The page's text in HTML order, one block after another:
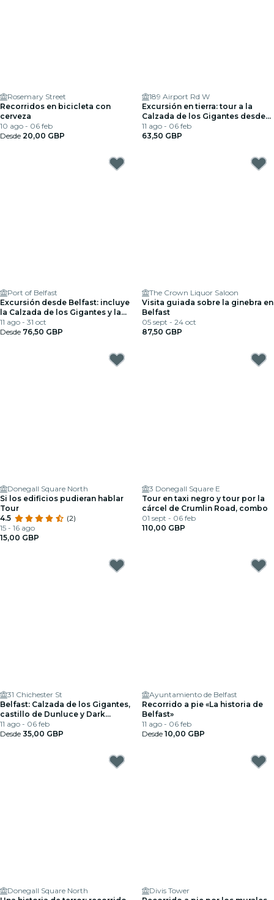
Rosemary Street
Recorridos en bicicleta con
cerveza
10 ago - 06 feb
Desde 20,00 GBP
189 Airport Rd W
Excursión en tierra: tour a la
Calzada de los Gigantes desde
el puerto de Belfast
11 ago - 06 feb
63,50 GBP
Port of Belfast
Excursión desde Belfast: incluye
la Calzada de los Gigantes y la
ciudad de Belfast.
11 ago - 31 oct
Desde 76,50 GBP
The Crown Liquor Saloon
Visita guiada sobre la ginebra en
Belfast
05 sept - 24 oct
87,50 GBP
Donegall Square North
Si los edificios pudieran hablar
Tour
4.5
(2)
15 - 16 ago
15,00 GBP
3 Donegall Square E
Tour en taxi negro y tour por la
cárcel de Crumlin Road, combo
01 sept - 06 feb
110,00 GBP
31 Chichester St
Belfast: Calzada de los Gigantes,
castillo de Dunluce y Dark
Hedges
11 ago - 06 feb
Desde 35,00 GBP
Ayuntamiento de Belfast
Recorrido a pie «La historia de
Belfast»
11 ago - 06 feb
Desde 10,00 GBP
Donegall Square North
Divis Tower